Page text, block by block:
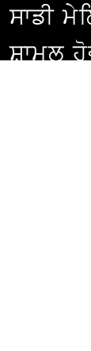
ਸਾਡੀ
ਸ਼ਾਮਲ